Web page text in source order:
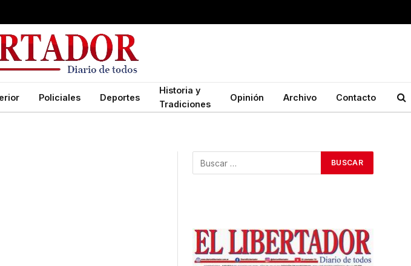
Policiales Deportes
Historia y
Tradiciones
Opinión Archivo Contacto